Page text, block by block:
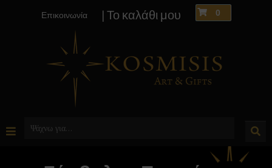
Επικοινωνία | Το καλάθι μου 0